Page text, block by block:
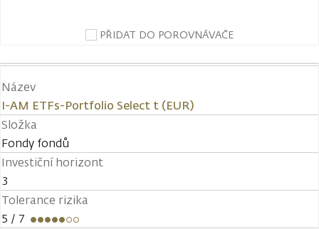
PŘIDAT DO POROVNÁVAČE
Název
I-AM ETFs-Portfolio Select t (EUR)
Složka
Fondy fondů
Investiční horizont
3
Tolerance rizika
5 / 7